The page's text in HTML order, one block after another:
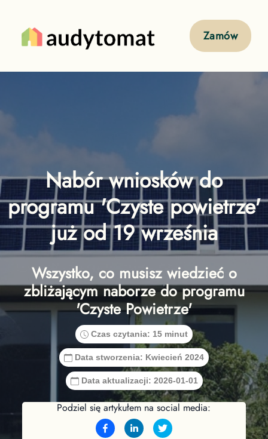
Zamów
Nabór wniosków do
programu 'Czyste powietrze'
już od 19 września
Wszystko, co musisz wiedzieć o
zbliżającym naborze do programu
'Czyste Powietrze'
Czas czytania: 15 minut
Data stworzenia: Kwiecień 2024
Data aktualizacji: 2026-01-01
Podziel się artykułem na social media: